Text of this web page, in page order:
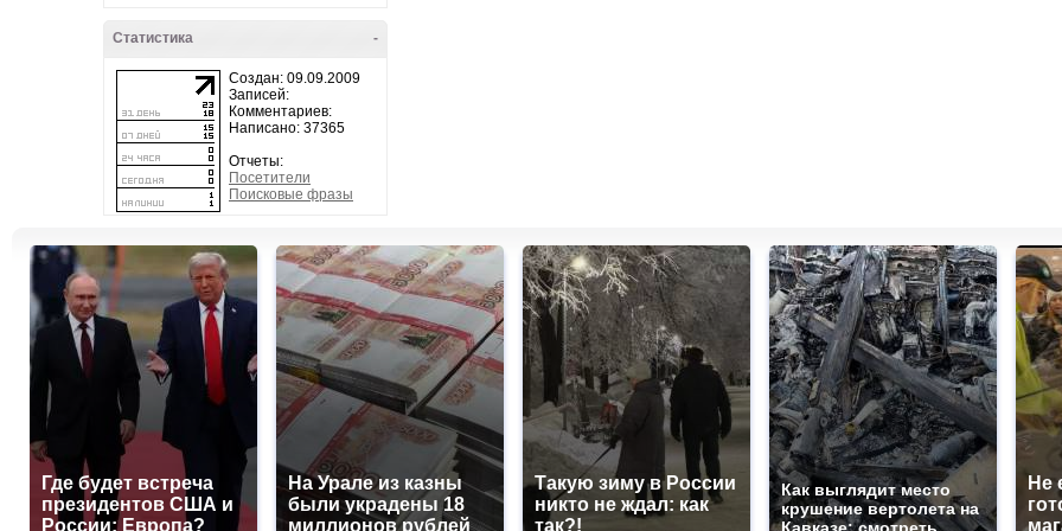
-
Статистика
Создан: 09.09.2009
Записей:
Комментариев:
Написано: 37365
Отчеты:
Посетители
Поисковые фразы
Где будет встреча
президентов США и
России: Европа?
На Урале из казны
были украдены 18
миллионов рублей
Такую зиму в России
никто не ждал: как
так?!
Как выглядит место
крушение вертолета на
Не